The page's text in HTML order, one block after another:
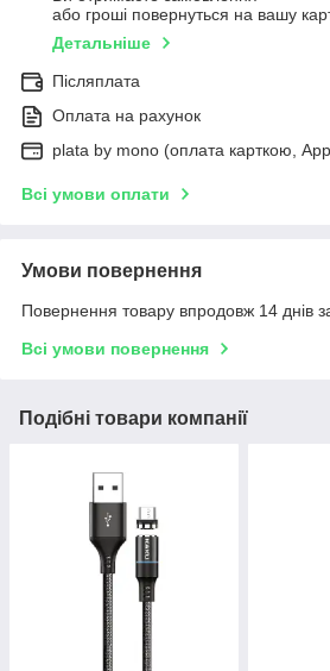
або гроші повернуться на вашу
Детальніше
Післяплата
Оплата на рахунок
plata by mono (оплата карткою,
Всі умови оплати
Умови повернення
Повернення товару впродовж 14 днів
Всі умови повернення
Подібні товари компанії